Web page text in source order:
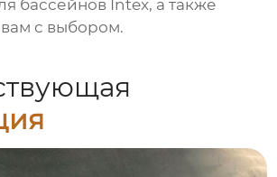
бассейнов Intex, а также
с выбором.